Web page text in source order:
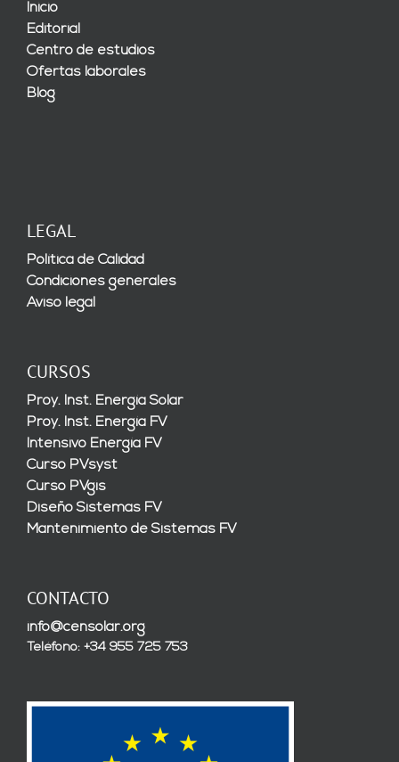
Inicio
Editorial
Centro de estudios
Ofertas laborales
Blog
LEGAL
Política de Calidad
Condiciones generales
Aviso legal
CURSOS
Proy. Inst. Energía Solar
Proy. Inst. Energía FV
Intensivo Energía FV
Curso PVsyst
Curso PVgis
Diseño Sistemas FV
Mantenimiento de Sistemas FV
CONTACTO
info@censolar.org
Teléfono: +34 955 725 753